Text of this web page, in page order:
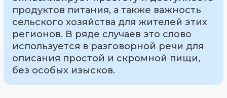
продуктов питания, а также важность
сельского хозяйства для жителей этих
регионов. В ряде случаев это слово
используется в разговорной речи для
описания простой и скромной пищи,
без особых изысков.